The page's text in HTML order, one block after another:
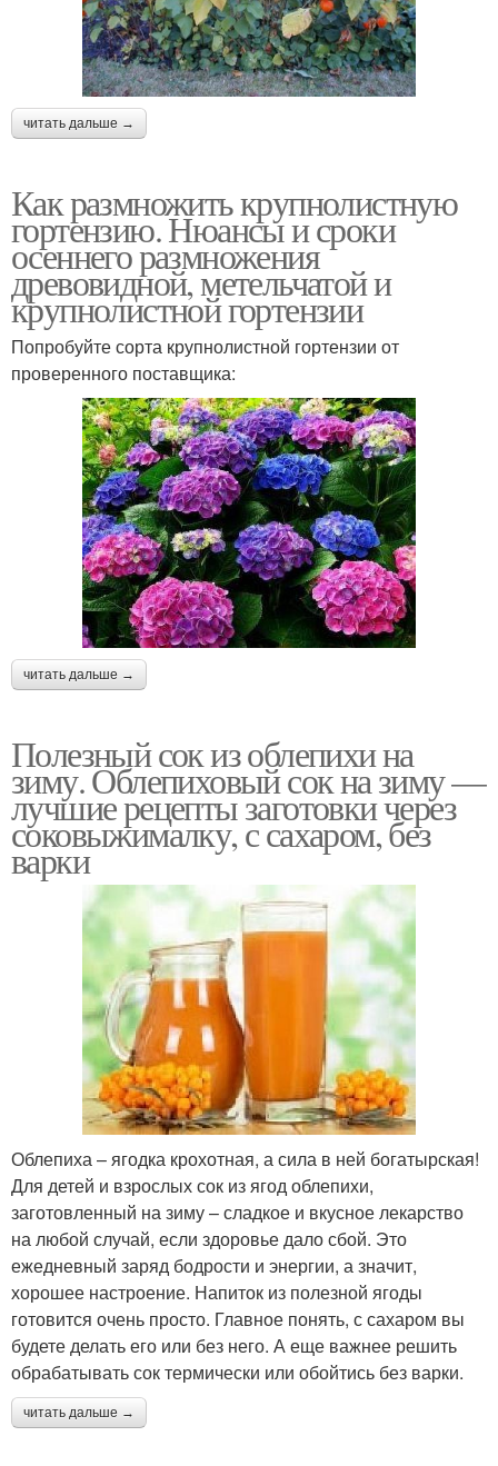
читать дальше →
Как размножить крупнолистную
гортензию. Нюансы и сроки
осеннего размножения
древовидной, метельчатой и
крупнолистной гортензии
Попробуйте сорта крупнолистной гортензии от
проверенного поставщика:
читать дальше →
Полезный сок из облепихи на
зиму. Облепиховый сок на зиму —
лучшие рецепты заготовки через
соковыжималку, с сахаром, без
варки
Облепиха – ягодка крохотная, а сила в ней богатырская!
Для детей и взрослых сок из ягод облепихи,
заготовленный на зиму – сладкое и вкусное лекарство
на любой случай, если здоровье дало сбой. Это
ежедневный заряд бодрости и энергии, а значит,
хорошее настроение. Напиток из полезной ягоды
готовится очень просто. Главное понять, с сахаром вы
будете делать его или без него. А еще важнее решить
обрабатывать сок термически или обойтись без варки.
читать дальше →